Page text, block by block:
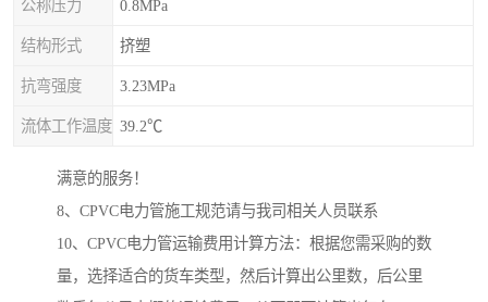
公称压力 0.8MPa
结构形式 挤塑
抗弯强度 3.23MPa
流体工作温度 39.2℃
满意的服务！
8、CPVC电力管施工规范请与我司相关人员联系
10、CPVC电力管运输费用计算方法：根据您需采购的数
量，选择适合的货车类型，然后计算出公里数，后公里